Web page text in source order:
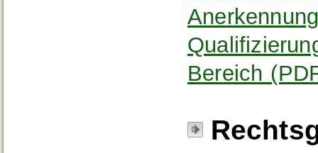
Bereich